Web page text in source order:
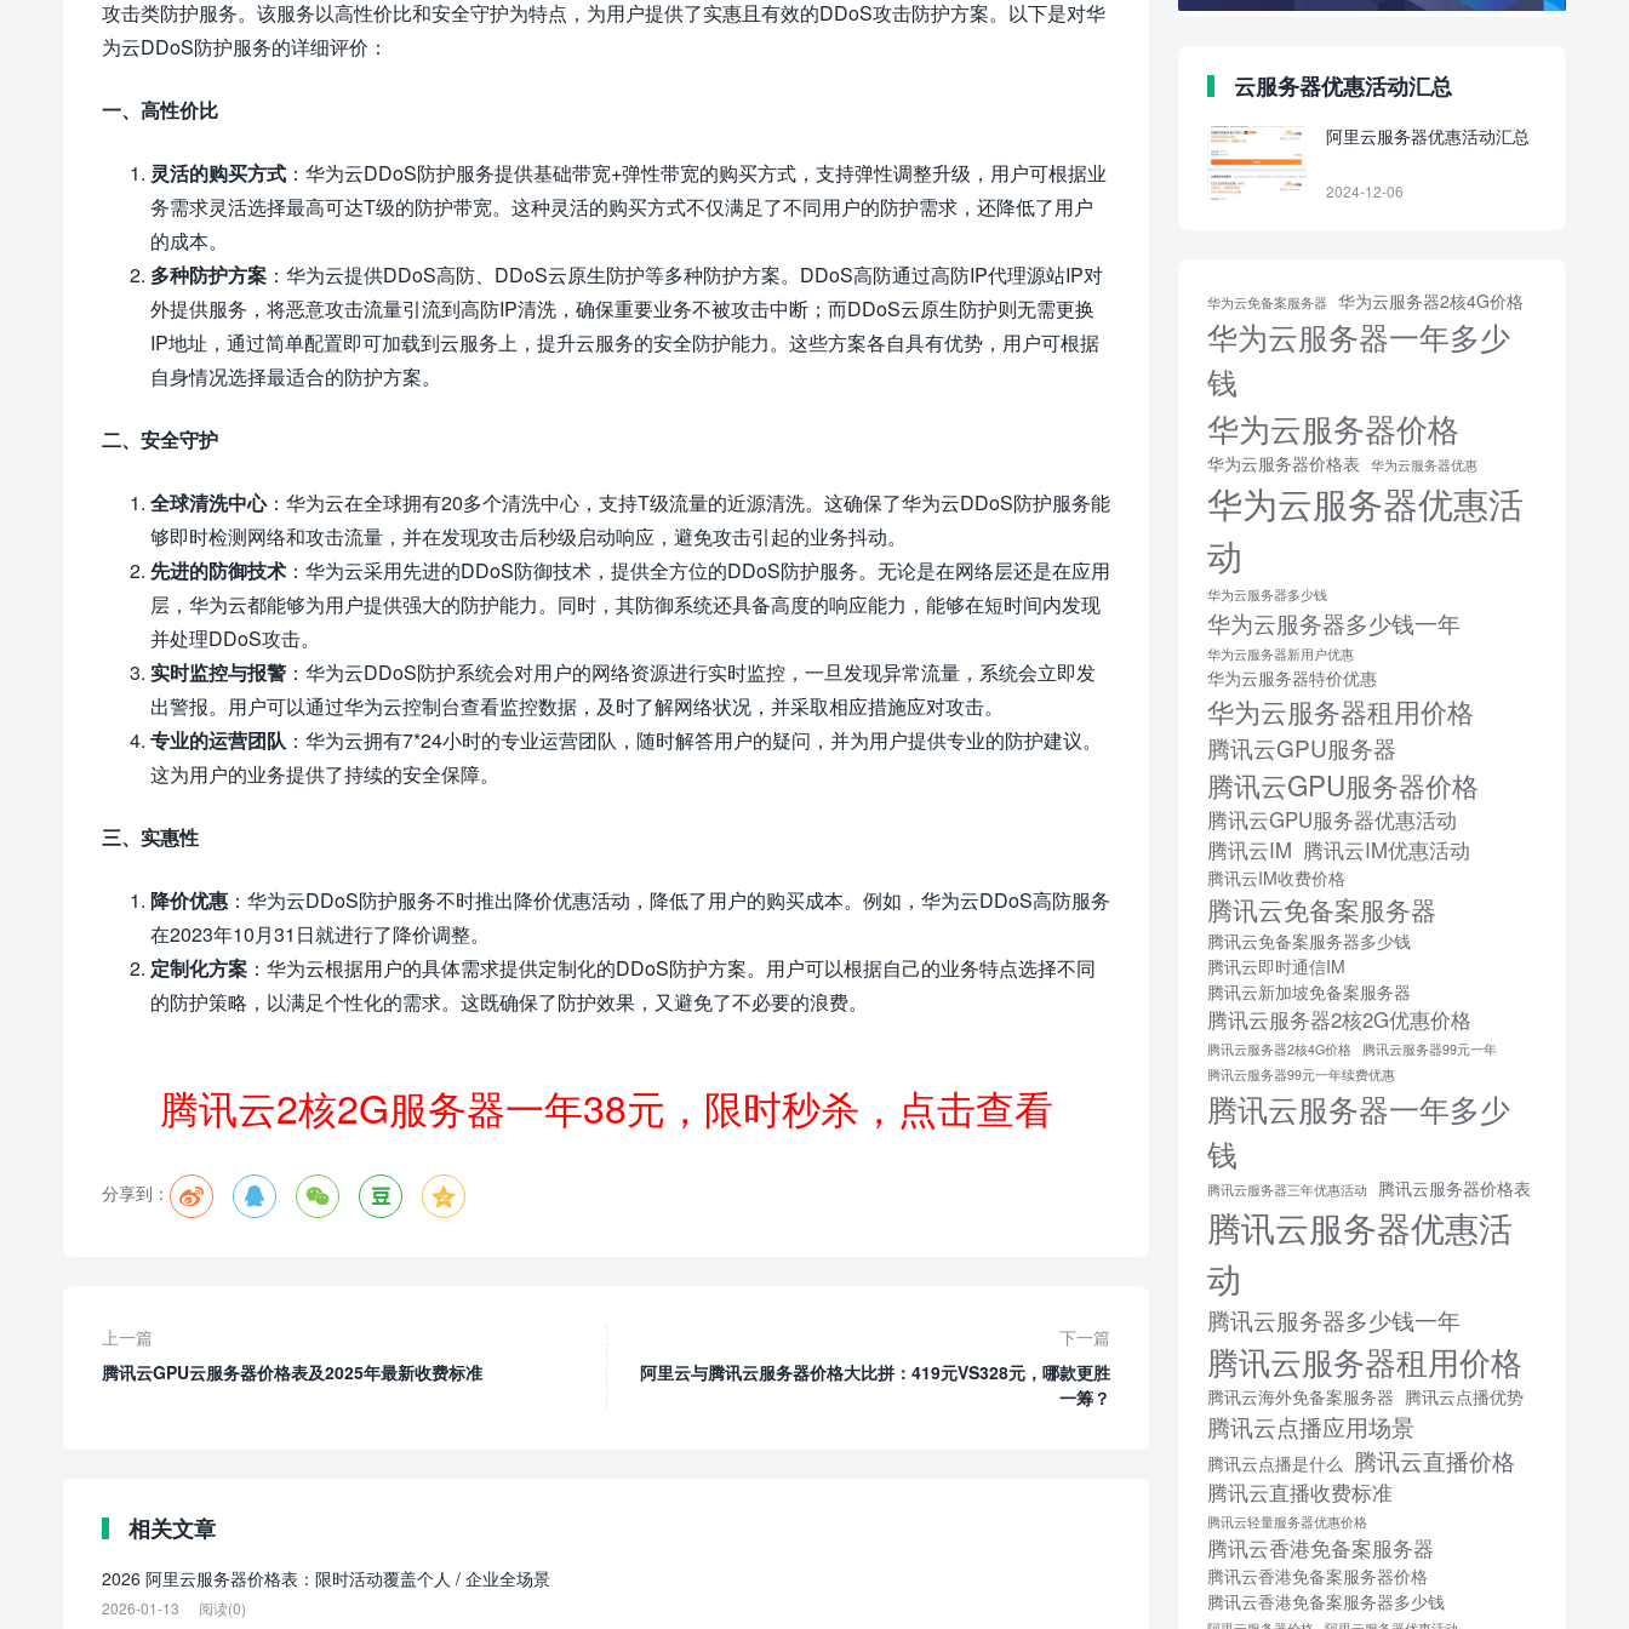
攻击类防护服务。该服务以高性价比和安全守护为特点，为用户提供了实惠且有效的DDoS攻击防护方案。以下是对华
为云DDoS防护服务的详细评价：
一、高性价比
灵活的购买方式 ：华为云DDoS防护服务提供基础带宽+弹性带宽的购买方式，支持弹性调整升级，用户可根据业
务需求灵活选择最高可达T级的防护带宽。这种灵活的购买方式不仅满足了不同用户的防护需求，还降低了用户
的成本。
多种防护方案 ：华为云提供DDoS高防、DDoS云原生防护等多种防护方案。DDoS高防通过高防IP代理源站IP对
外提供服务，将恶意攻击流量引流到高防IP清洗，确保重要业务不被攻击中断；而DDoS云原生防护则无需更换
IP地址，通过简单配置即可加载到云服务上，提升云服务的安全防护能力。这些方案各自具有优势，用户可根据
自身情况选择最适合的防护方案。
二、安全守护
全球清洗中心：华为云在全球拥有20多个清洗中心，支持T级流量的近源清洗。这确保了华为云DDoS防护服务能
够即时检测网络和攻击流量，并在发现攻击后秒级启动响应，避免攻击引起的业务抖动。
先进的防御技术 ：华为云采用先进的DDoS防御技术，提供全方位的DDoS防护服务。无论是在网络层还是在应用
层，华为云都能够为用户提供强大的防护能力。同时，其防御系统还具备高度的响应能力，能够在短时间内发现
并处理DDoS攻击。
实时监控与报警 ：华为云DDoS防护系统会对用户的网络资源进行实时监控，一旦发现异常流量，系统会立即发
出警报。用户可以通过华为云控制台查看监控数据，及时了解网络状况，并采取相应措施应对攻击。
专业的运营团队 ：华为云拥有7*24小时的专业运营团队，随时解答用户的疑问，并为用户提供专业的防护建议。
这为用户的业务提供了持续的安全保障。
三、实惠性
降价优惠 ：华为云DDoS防护服务不时推出降价优惠活动，降低了用户的购买成本。例如，华为云DDoS高防服务
在2023年10月31日就进行了降价调整。
定制化方案 ：华为云根据用户的具体需求提供定制化的DDoS防护方案。用户可以根据自己的业务特点选择不同
的防护策略，以满足个性化的需求。这既确保了防护效果，又避免了不必要的浪费。
腾讯云2核2G服务器一年38元，限时秒杀，点击查看
分享到：     
上一篇
腾讯云GPU云服务器价格表及2025年最新收费标准
下一篇
阿里云与腾讯云服务器价格大比拼：419元VS328元，哪款更胜
一筹？
相关文章
2026 阿里云服务器价格表：限时活动覆盖个人 / 企业全场景
2026-01-13 阅读(0)
云服务器优惠活动汇总
阿里云服务器优惠活动汇总
2024-12-06
华为云免备案服务器 华为云服务器2核4G价格
华为云服务器一年多少
钱
华为云服务器价格
华为云服务器价格表 华为云服务器优惠
华为云服务器优惠活
动
华为云服务器多少钱
华为云服务器多少钱一年
华为云服务器新用户优惠
华为云服务器特价优惠
华为云服务器租用价格
腾讯云GPU服务器
腾讯云GPU服务器价格
腾讯云GPU服务器优惠活动
腾讯云IM 腾讯云IM优惠活动
腾讯云IM收费价格
腾讯云免备案服务器
腾讯云免备案服务器多少钱
腾讯云即时通信IM
腾讯云新加坡免备案服务器
腾讯云服务器2核2G优惠价格
腾讯云服务器2核4G价格
腾讯云服务器99元一年
腾讯云服务器99元一年续费优惠
腾讯云服务器一年多少
钱
腾讯云服务器三年优惠活动 腾讯云服务器价格表
腾讯云服务器优惠活
动
腾讯云服务器多少钱一年
腾讯云服务器租用价格
腾讯云海外免备案服务器 腾讯云点播优势
腾讯云点播应用场景
腾讯云点播是什么 腾讯云直播价格
腾讯云直播收费标准
腾讯云轻量服务器优惠价格
腾讯云香港免备案服务器
腾讯云香港免备案服务器价格
腾讯云香港免备案服务器多少钱